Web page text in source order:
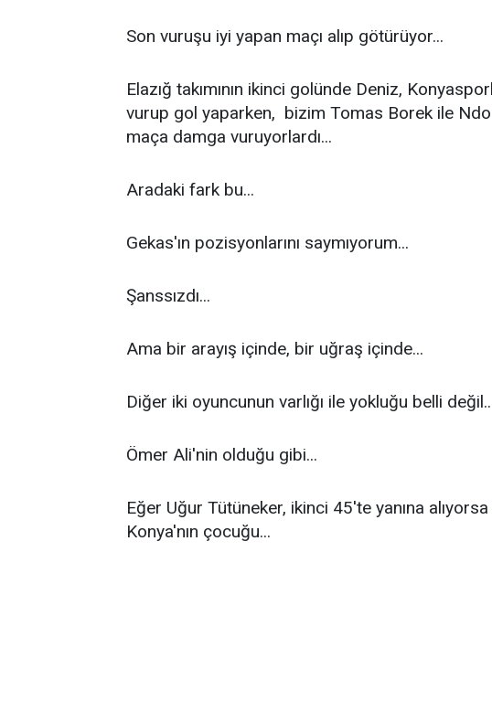
Son vuruşu iyi yapan maçı alıp götürüyor...
Elazığ takımının ikinci golünde Deniz,
vurup gol yaparken, bizim Tomas Borek ile
maça damga vuruyorlardı...
Aradaki fark bu...
Gekas'ın pozisyonlarını saymıyorum...
Şanssızdı...
Ama bir arayış içinde, bir uğraş içinde...
Diğer iki oyuncunun varlığı ile yokluğu belli
Ömer Ali'nin olduğu gibi...
Eğer Uğur Tütüneker, ikinci 45'te yanına
Konya'nın çocuğu...